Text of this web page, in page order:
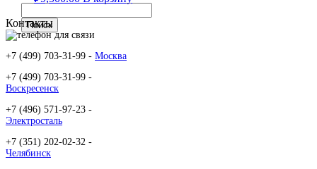
Контакты
+7 (499) 703-31-99 - Москва
+7 (499) 703-31-99 -
Воскресенск
+7 (496) 571-97-23 -
Электросталь
+7 (351) 202-02-32 -
Челябинск